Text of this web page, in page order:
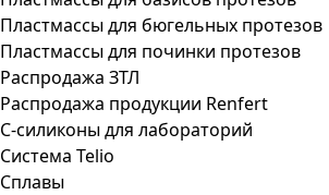
Пластмассы для бюгельных протезов
Пластмассы для починки протезов
Распродажа ЗТЛ
Распродажа продукции Renfert
С-силиконы для лабораторий
Система Telio
Сплавы